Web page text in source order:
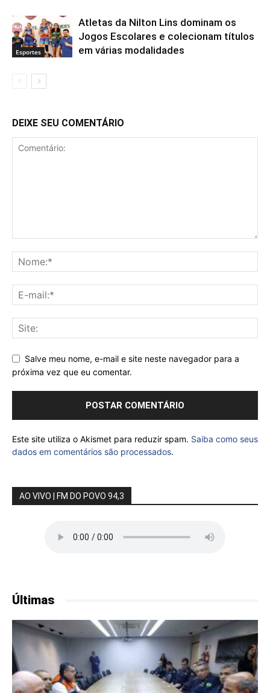
Esportes
Atletas da Nilton Lins dominam os
Jogos Escolares e colecionam títulos
em várias modalidades
DEIXE SEU COMENTÁRIO
Salve meu nome, e-mail e site neste navegador para a
próxima vez que eu comentar.
Este site utiliza o Akismet para reduzir spam. Saiba como seus
dados em comentários são processados.
AO VIVO | FM DO POVO 94,3
Últimas